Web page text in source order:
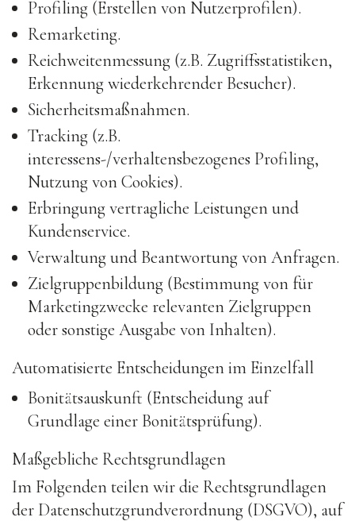
Profiling (Erstellen von Nutzerprofilen).
Remarketing.
Reichweitenmessung (z.B. Zugriffsstatistiken,
Erkennung wiederkehrender Besucher).
Sicherheitsmaßnahmen.
Tracking (z.B.
interessens-/verhaltensbezogenes Profiling,
Nutzung von Cookies).
Erbringung vertragliche Leistungen und
Kundenservice.
Verwaltung und Beantwortung von Anfragen.
Zielgruppenbildung (Bestimmung von für
Marketingzwecke relevanten Zielgruppen
oder sonstige Ausgabe von Inhalten).
Automatisierte Entscheidungen im Einzelfall
Bonitätsauskunft (Entscheidung auf
Grundlage einer Bonitätsprüfung).
Maßgebliche Rechtsgrundlagen
Im Folgenden teilen wir die Rechtsgrundlagen
der Datenschutzgrundverordnung (DSGVO), auf